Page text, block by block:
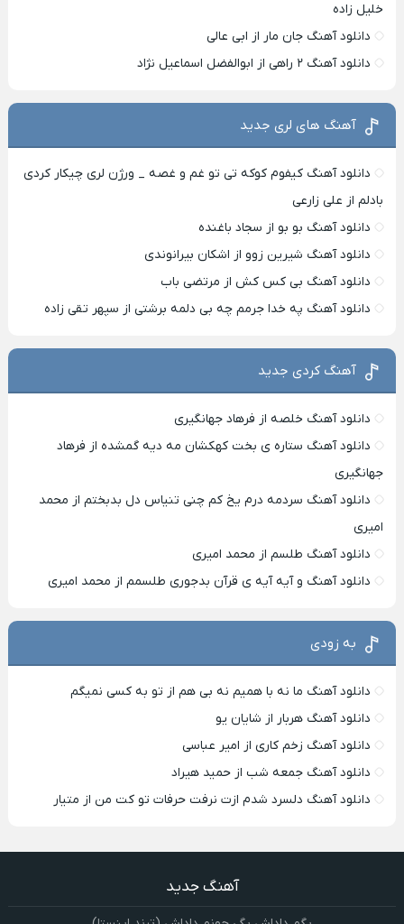
خلیل زاده
دانلود آهنگ جان مار از ابی عالی
دانلود آهنگ ۲ راهی از ابوالفضل اسماعیل نژاد
آهنگ های لری جدید
دانلود آهنگ کیفوم کوکه تی تو غم و غصه _ ورژن لری چیکار کردی
بادلم از علی زارعی
دانلود آهنگ بو بو از سجاد باغنده
دانلود آهنگ شیرین زوو از اشکان بیرانوندی
دانلود آهنگ بی کس کش از مرتضی باب
دانلود آهنگ په خدا جرمم چه بی دلمه برشتی از سپهر تقی زاده
آهنگ کردی جدید
دانلود آهنگ خلصه از فرهاد جهانگیری
دانلود آهنگ ستاره ی بخت کهکشان مه دیه گمشده از فرهاد
جهانگیری
دانلود آهنگ سردمه درم یخ کم چنی تنیاس دل بدبختم از محمد
امیری
دانلود آهنگ طلسم از محمد امیری
دانلود آهنگ و آیه آیه ی قرآن بدجوری طلسمم از محمد امیری
به زودی
دانلود آهنگ ما نه با همیم نه بی هم از تو به کسی نمیگم
دانلود آهنگ هربار از شایان یو
دانلود آهنگ زخم کاری از امیر عباسی
دانلود آهنگ جمعه شب از حمید هیراد
دانلود آهنگ دلسرد شدم ازت نرفت حرفات تو کت من از متیار
آهنگ جدید